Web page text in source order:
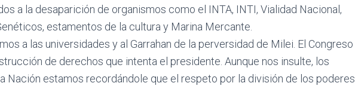
a la desaparición de organismos como el INTA, INTI, Vialidad Nacional,
estamentos de la cultura y Marina Mercante.
a las universidades y al Garrahan de la perversidad de Milei. El Congreso
de derechos que intenta el presidente. Aunque nos insulte, los
Nación estamos recordándole que el respeto por la división de los poderes